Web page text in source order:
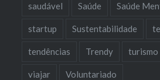
saudável Saúde Saúde
startup Sustentabilidade
tendências Trendy turismo
viajar Voluntariado